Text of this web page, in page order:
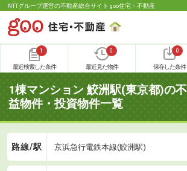
NTTグループ運営の不動産総合サイト goo住宅・不動産
1
最近検索した条件
0
最近見た物件
0
保存した条件
1棟マンション 鮫洲駅(東京都)の
益物件・投資物件一覧
路線/駅 京浜急行電鉄本線(鮫洲駅)